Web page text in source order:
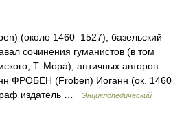
(около 1460 1527), базельский
сочинения гуманистов (в том
Т. Мора), античных авторов
ФРОБЕН (Froben) Иоганн (ок. 1460
издатель …
Энциклопедический